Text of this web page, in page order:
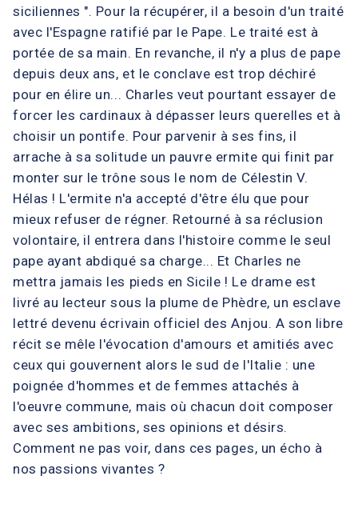
siciliennes ". Pour la récupérer, il a besoin d'un traité
avec l'Espagne ratifié par le Pape. Le traité est à
portée de sa main. En revanche, il n'y a plus de pape
depuis deux ans, et le conclave est trop déchiré
pour en élire un... Charles veut pourtant essayer de
forcer les cardinaux à dépasser leurs querelles et à
choisir un pontife. Pour parvenir à ses fins, il
arrache à sa solitude un pauvre ermite qui finit par
monter sur le trône sous le nom de Célestin V.
Hélas ! L'ermite n'a accepté d'être élu que pour
mieux refuser de régner. Retourné à sa réclusion
volontaire, il entrera dans l'histoire comme le seul
pape ayant abdiqué sa charge... Et Charles ne
mettra jamais les pieds en Sicile ! Le drame est
livré au lecteur sous la plume de Phèdre, un esclave
lettré devenu écrivain officiel des Anjou. A son libre
récit se mêle l'évocation d'amours et amitiés avec
ceux qui gouvernent alors le sud de l'Italie : une
poignée d'hommes et de femmes attachés à
l'oeuvre commune, mais où chacun doit composer
avec ses ambitions, ses opinions et désirs.
Comment ne pas voir, dans ces pages, un écho à
nos passions vivantes ?